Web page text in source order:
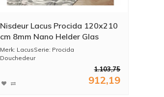
Nisdeur Lacus Procida 120x210
cm 8mm Nano Helder Glas
Merk: LacusSerie: Procida
Douchedeur
1.103,75
912,19